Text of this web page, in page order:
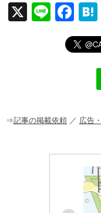
X
Li
F
a
c
o
⇒記事の掲載依頼 ／ 広告